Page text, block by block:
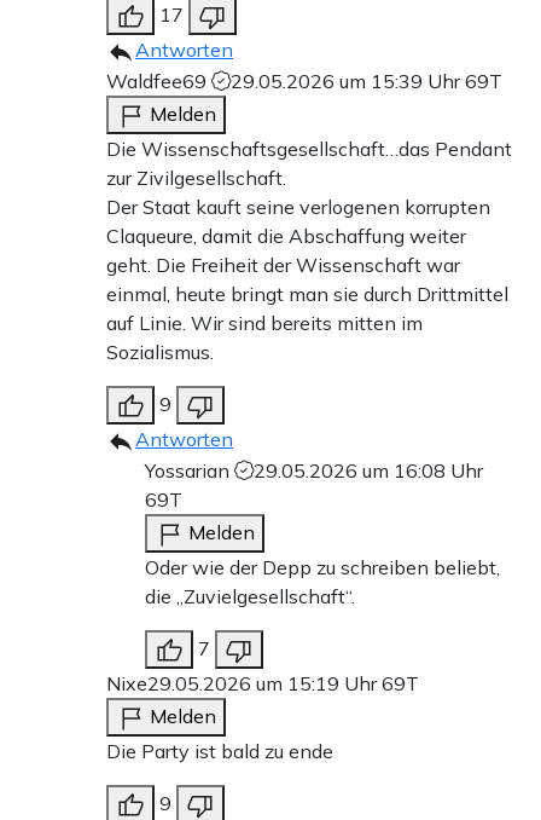
17
Antworten
Waldfee69
29.05.2026 um 15:39 Uhr69T
Melden
Die Wissenschaftsgesellschaft…das Pendant
zur Zivilgesellschaft.
Der Staat kauft seine verlogenen korrupten
Claqueure, damit die Abschaffung weiter
geht. Die Freiheit der Wissenschaft war
einmal, heute bringt man sie durch Drittmittel
auf Linie. Wir sind bereits mitten im
Sozialismus.
9
Antworten
Yossarian
29.05.2026 um 16:08 Uhr
69T
Melden
Oder wie der Depp zu schreiben beliebt,
die „Zuvielgesellschaft“.
7
Nixe29.05.2026 um 15:19 Uhr69T
Melden
Die Party ist bald zu ende
9